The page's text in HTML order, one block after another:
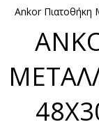
Ankor Πιατοθήκη